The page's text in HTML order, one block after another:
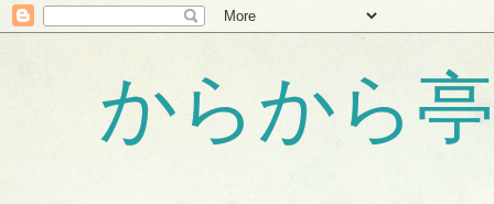
からから